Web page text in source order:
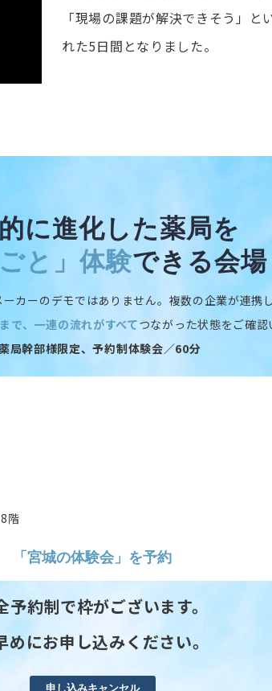
「現場の課題が解決できそう」
れた5日間となりました。
に進化した薬局を
ごと」体験できる会場
カーのデモではありません。複数の企業が連携し
で、一連の流れがすべてつながった状態をご確認
局幹部様限定、予約制体験会／60分
階
「宮城の体験会」を予約
予約制で枠がございます。
めにお申し込みください。
申し込みキャンセル